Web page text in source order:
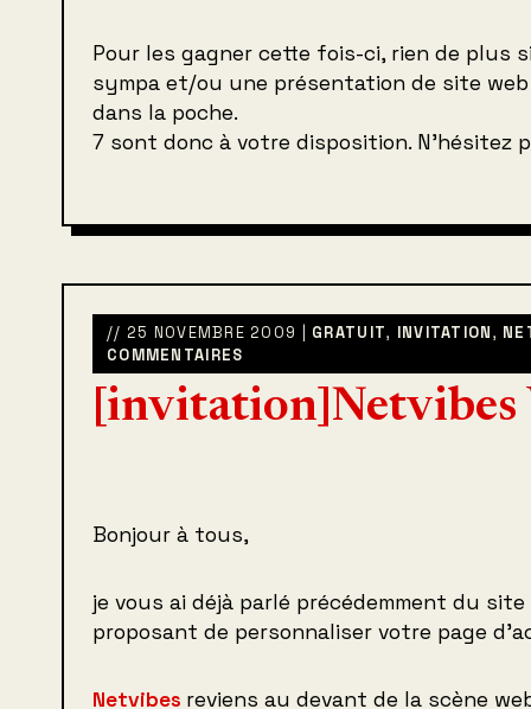
Pour les gagner cette fois-ci, rien de plus
sympa et/ou une présentation de site
dans la poche.
7 sont donc à votre disposition. N’hésitez
// 25 NOVEMBRE 2009 | GRATUIT, INVITATION,
COMMENTAIRES
[invitation]Netvibes
Bonjour à tous,
je vous ai déjà parlé précédemment du site
proposant de personnaliser votre page
Netvibes reviens au devant de la scène